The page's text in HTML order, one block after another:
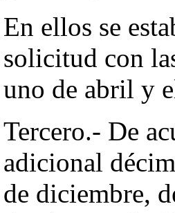
En ellos se
solicitud con
uno de abril y
Tercero.- De
adicional
de diciembre,